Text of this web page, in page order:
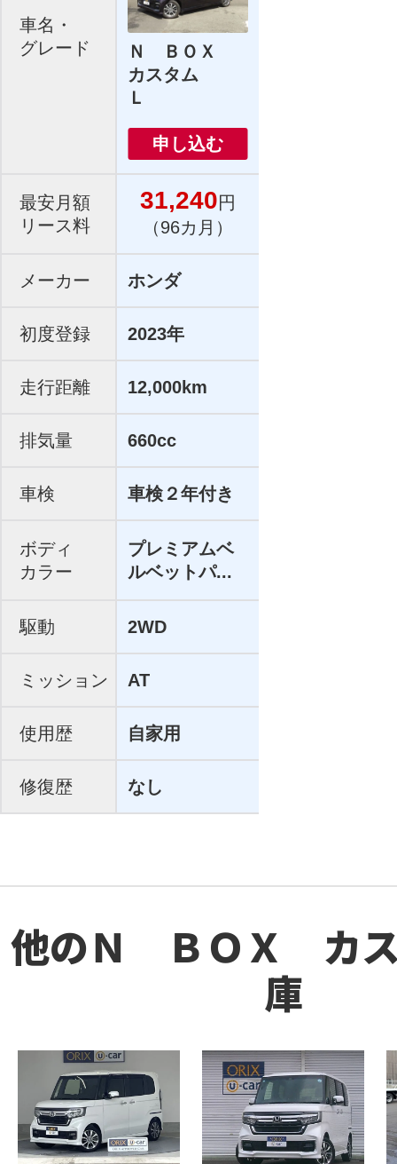
車名・
グレード
Ｎ ＢＯＸ
カスタム
Ｌ
申し込む
最安月額
リース料
31,240円
（96カ月）
メーカー ホンダ
初度登録 2023年
走行距離 12,000km
排気量 660cc
車検 車検２年付き
ボディ
カラー
プレミアムベ
ルベットパ...
駆動 2WD
ミッション AT
使用歴 自家用
修復歴 なし
他のＮ ＢＯＸ カ
庫